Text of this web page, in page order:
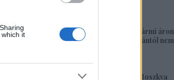
it
2026. május 26. 11:25
1421. BEKIÁLTÁS: Bármi áron
megszabadulni Orbántól nem
1420. BEKIÁLTÁS: Moszkva